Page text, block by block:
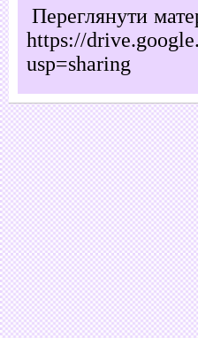
Переглянути
https://
usp=sharing